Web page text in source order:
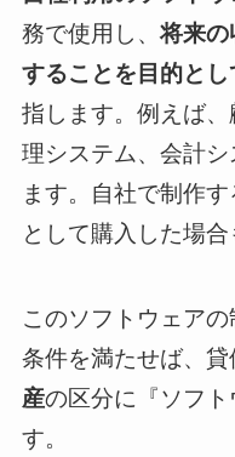
務で使用し、将来の
することを目的と
指します。例えば
理システム、会計
ます。自社で制作
として購入した場合
このソフトウェア
条件を満たせば、
産の区分に『ソフ
す。